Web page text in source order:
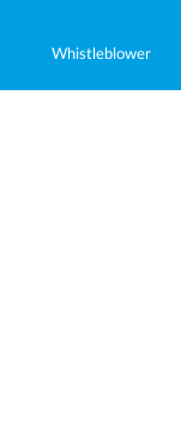
Whistleblower